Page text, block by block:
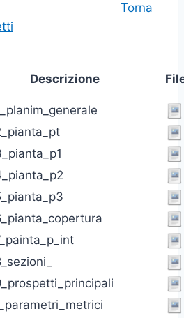
Torna
Descrizione